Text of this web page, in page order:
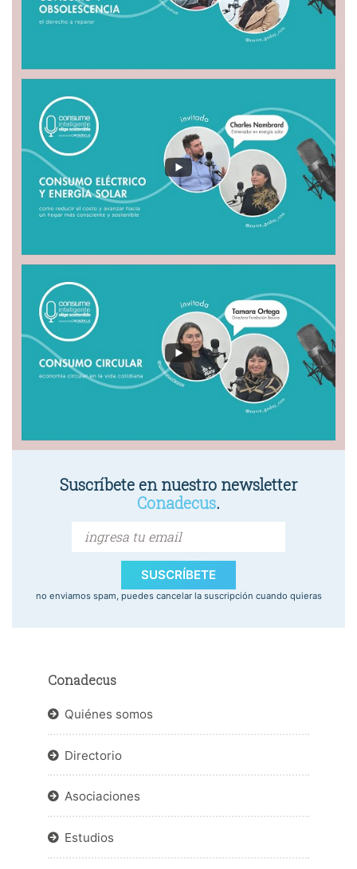
Suscríbete en nuestro newsletter
Conadecus.
SUSCRÍBETE
no enviamos spam, puedes cancelar la suscripción cuando quieras
Conadecus
Quiénes somos
Directorio
Asociaciones
Estudios